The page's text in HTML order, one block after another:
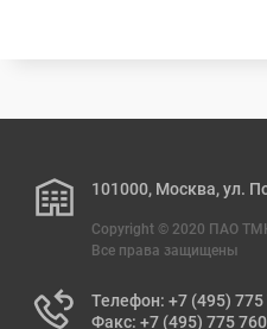
101000, Москва, ул.
Copyright © 2020 ПАО
Все права защищены
Телефон: +7 (495) 775
Факс: +7 (495) 775